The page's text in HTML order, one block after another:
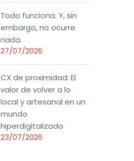
Todo funciona. Y, sin
embargo, no ocurre
nada.
27/07/2026
CX de proximidad: El
valor de volver a lo
local y artesanal en un
mundo
hiperdigitalizado
23/07/2026